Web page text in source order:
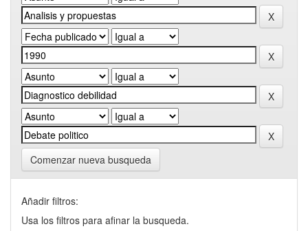
Comenzar nueva busqueda
Añadir filtros:
Usa los filtros para afinar la busqueda.